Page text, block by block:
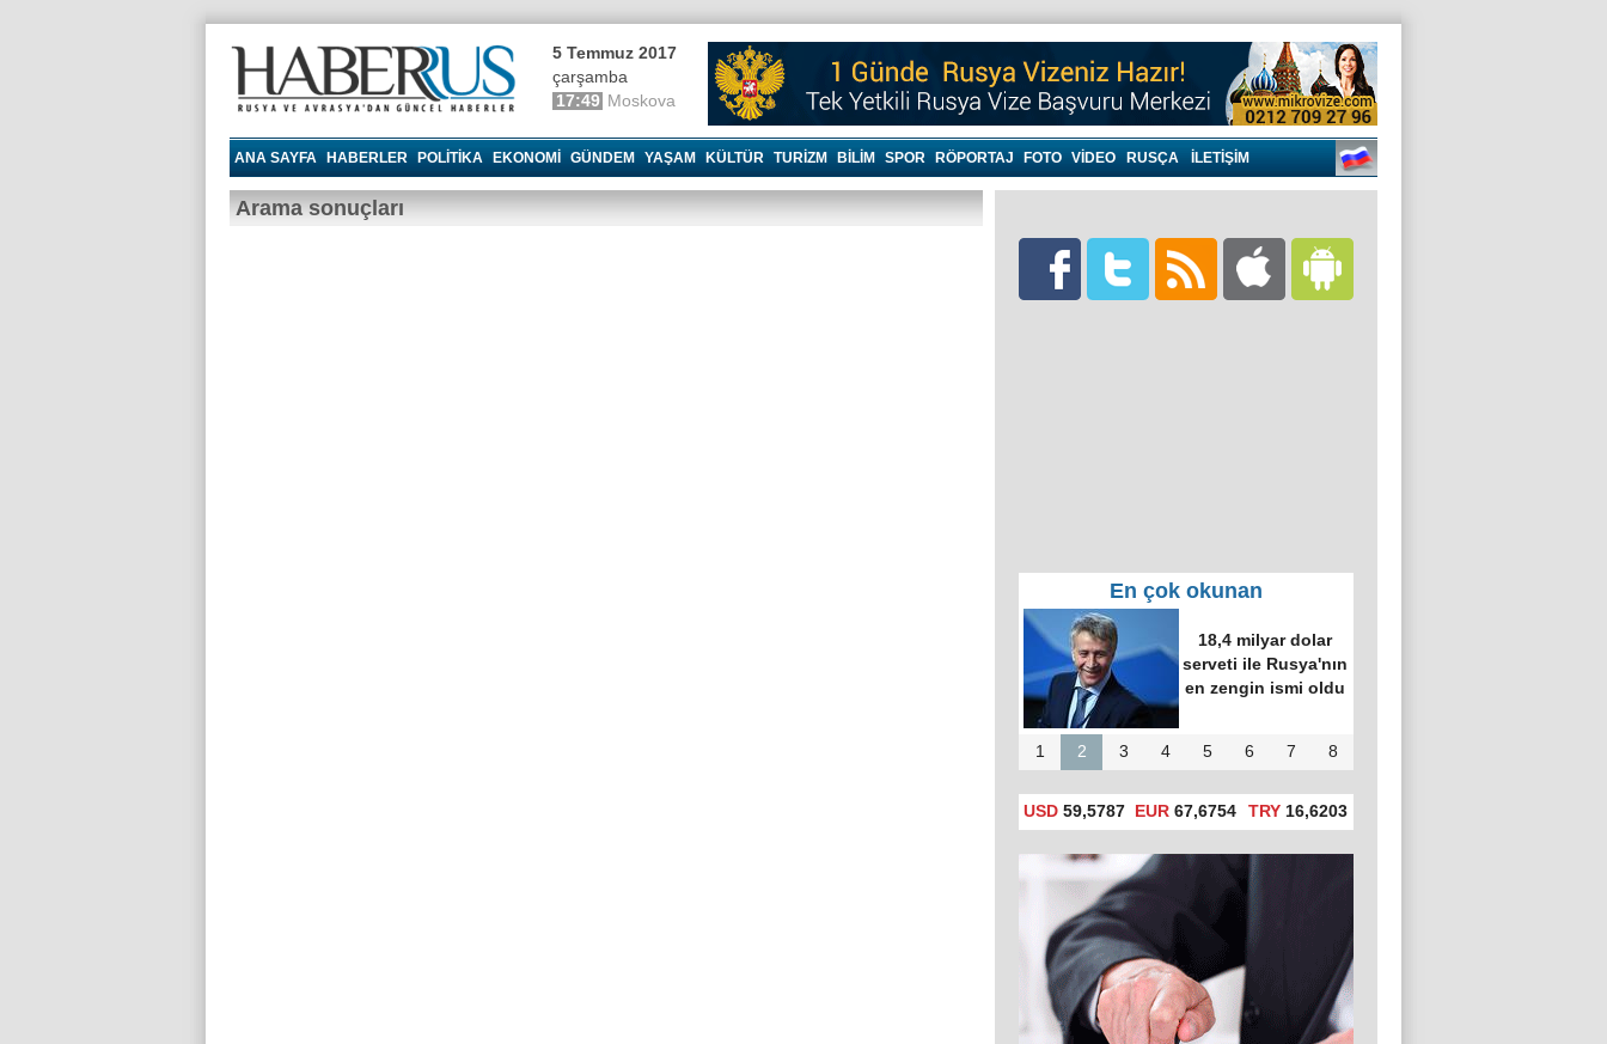
5 Temmuz 2017
çarşamba
17:49 Moskova
ANA SAYFA HABERLER POLITIKA EKONOMI GÜNDEM YAŞAM KÜLTÜR TURIZM BILIM SPOR RÖPORTAJ FOTO VIDEO RUSÇA İLETİŞİM
Arama sonuçları
En çok okunan
18,4 milyar dolar
serveti ile Rusya'nın
en zengin ismi oldu
1 2 3 4 5 6 7 8
USD 59,5787 EUR 67,6754 TRY16,6203